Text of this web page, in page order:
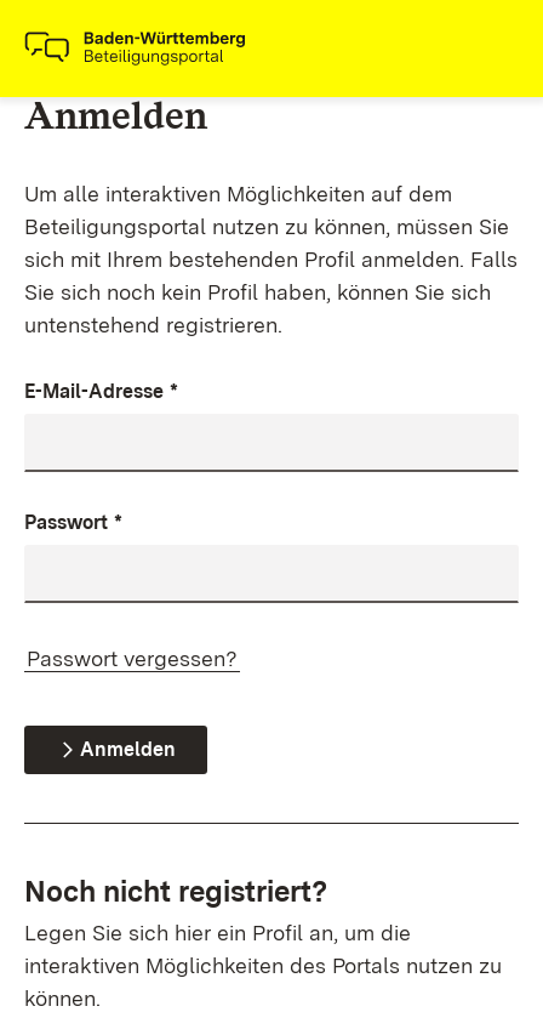
Anmelden
Um alle interaktiven Möglichkeiten auf dem
Beteiligungsportal nutzen zu können, müssen Sie
sich mit Ihrem bestehenden Profil anmelden. Falls
Sie sich noch kein Profil haben, können Sie sich
untenstehend registrieren.
E-Mail-Adresse *
Passwort *
Passwort vergessen?
Anmelden
Noch nicht registriert?
Legen Sie sich hier ein Profil an, um die
interaktiven Möglichkeiten des Portals nutzen zu
können.